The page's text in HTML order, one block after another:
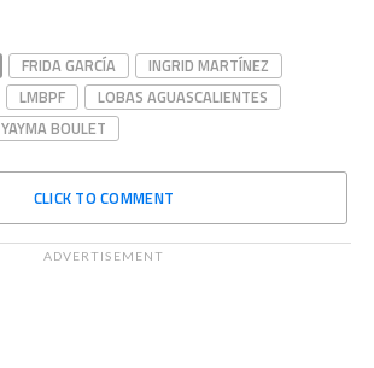
FRIDA GARCÍA
INGRID MARTÍNEZ
LMBPF
LOBAS AGUASCALIENTES
YAYMA BOULET
CLICK TO COMMENT
ADVERTISEMENT